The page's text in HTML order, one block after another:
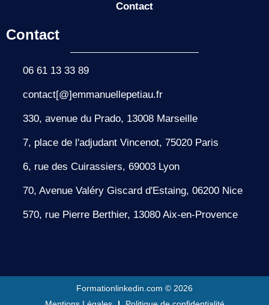
Contact
Contact
06 61 13 33 89
contact[@]emmanuellepetiau.fr
330, avenue du Prado, 13008 Marseille
7, place de l'adjudant Vincenot, 75020 Paris
6, rue des Cuirassiers, 69003 Lyon
70, Avenue Valéry Giscard d'Estaing, 06200 Nice
570, rue Pierre Berthier, 13080 Aix-en-Provence
Formationlinkedin.com © 2026